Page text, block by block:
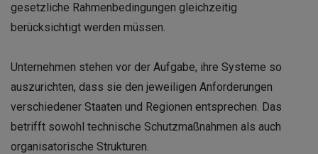
gesetzliche Rahmenbedingungen gleichzeitig
berücksichtigt werden müssen.
Unternehmen stehen vor der Aufgabe, ihre Systeme so
auszurichten, dass sie den jeweiligen Anforderungen
verschiedener Staaten und Regionen entsprechen. Das
betrifft sowohl technische Schutzmaßnahmen als auch
organisatorische Strukturen.